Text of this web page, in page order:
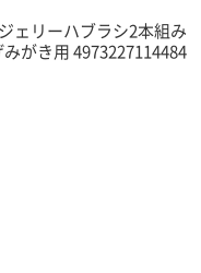
ェリーハブラシ2本組み
がき用 4973227114484